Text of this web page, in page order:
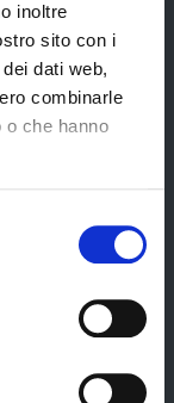
inoltre
sito con i
dati web,
combinarle
o che hanno